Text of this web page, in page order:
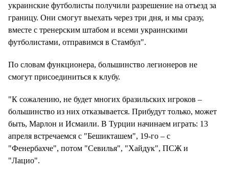
украинские футболисты получили разрешение на отъезд за
границу. Они смогут выехать через три дня, и мы сразу,
вместе с тренерским штабом и всеми украинскими
футболистами, отправимся в Стамбул".
По словам функционера, большинство легионеров не
смогут присоединиться к клубу.
"К сожалению, не будет многих бразильских игроков –
большинство из них отказывается. Прибудут только, может
быть, Марлон и Исмаили. В Турции начинаем играть: 13
апреля встречаемся с "Бешикташем", 19-го – с
"Фенербахче", потом "Севилья", "Хайдук", ПСЖ и
"Лацио".